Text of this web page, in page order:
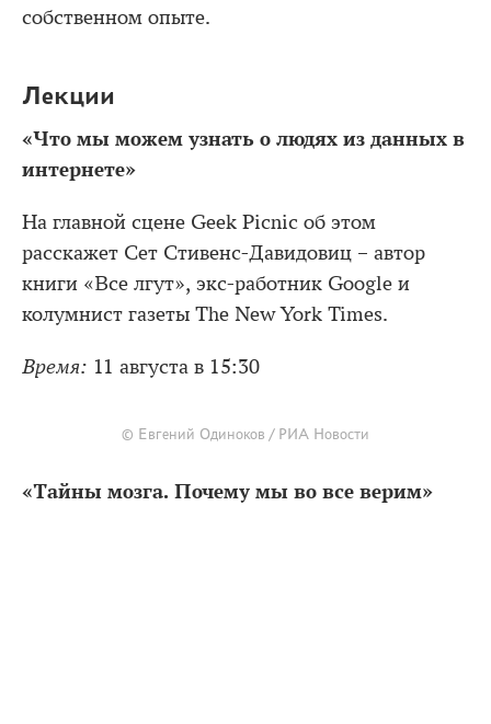
собственном опыте.
Лекции
«Что мы можем узнать о людях из данных в
интернете»
На главной сцене Geek Picnic об этом
расскажет Сет Стивенс-Давидовиц – автор
книги «Все лгут», экс-работник Google и
колумнист газеты The New York Times.
Время: 11 августа в 15:30
© Евгений Одиноков / РИА Новости
«Тайны мозга. Почему мы во все верим»